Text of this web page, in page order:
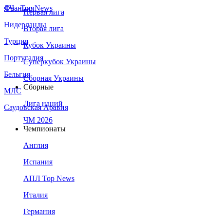
Франция
Нидерланды
Турция
Португалия
Бельгия
МЛС
Саудовская Аравия
ЛЧ - Top News
Первая лига
Вторая лига
Кубок Украины
Суперкубок Украины
Сборная Украины
Сборные
Лига наций
ЧМ 2026
Чемпионаты
Англия
Испания
АПЛ Top News
Италия
Германия